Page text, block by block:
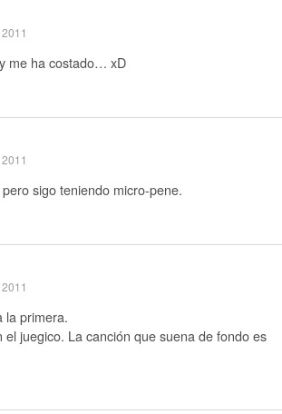
me ha costado… xD
sigo teniendo micro-pene.
la primera.
el juegico. La canción que suena de fondo es